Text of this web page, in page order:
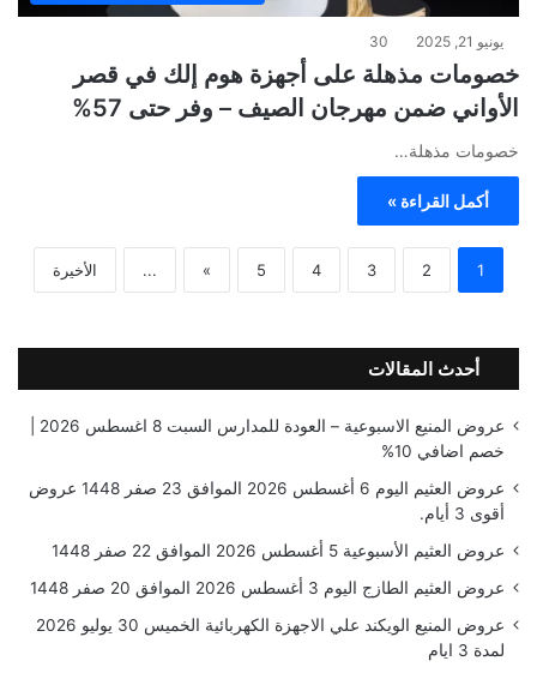
يونيو 21, 2025 30
خصومات مذهلة على أجهزة هوم إلك في قصر
الأواني ضمن مهرجان الصيف – وفر حتى 57%
خصومات مذهلة…
أكمل القراءة »
1
2
3
4
5
»
... الأخيرة
أحدث المقالات
خصم اضافي 10%
عروض العثيم اليوم 6 أغسطس 2026 الموافق 23 صفر 1448 عروض
أقوى 3 أيام.
عروض العثيم الأسبوعية 5 أغسطس 2026 الموافق 22 صفر 1448
عروض العثيم الطازج اليوم 3 أغسطس 2026 الموافق 20 صفر 1448
عروض المنيع الويكند علي الاجهزة الكهربائية الخميس 30 يوليو 2026
لمدة 3 ايام